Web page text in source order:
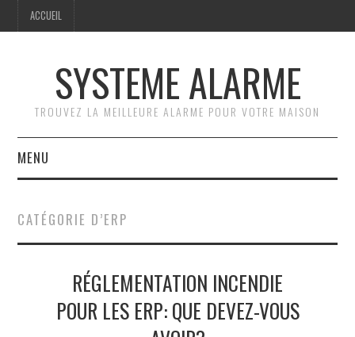
ACCUEIL
SYSTEME ALARME
TROUVEZ LA MEILLEURE ALARME POUR VOTRE MAISON
MENU
GUIDE PRATIQUE
COMPARATIF DES
SYSTÈMES D’ALARME
CATÉGORIE D’ERP
RÉGLEMENTATION INCENDIE
POUR LES ERP: QUE DEVEZ-VOUS